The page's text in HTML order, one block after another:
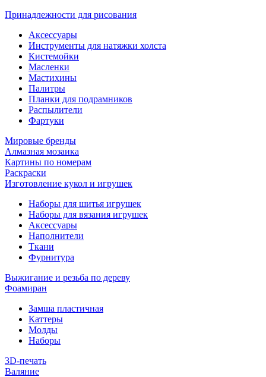
Принадлежности для рисования
Аксессуары
Инструменты для натяжки холста
Кистемойки
Масленки
Мастихины
Палитры
Планки для подрамников
Распылители
Фартуки
Мировые бренды
Алмазная мозаика
Картины по номерам
Раскраски
Изготовление кукол и игрушек
Наборы для шитья игрушек
Наборы для вязания игрушек
Аксессуары
Наполнители
Ткани
Фурнитура
Выжигание и резьба по дереву
Фоамиран
Замша пластичная
Каттеры
Молды
Наборы
3D-печать
Валяние